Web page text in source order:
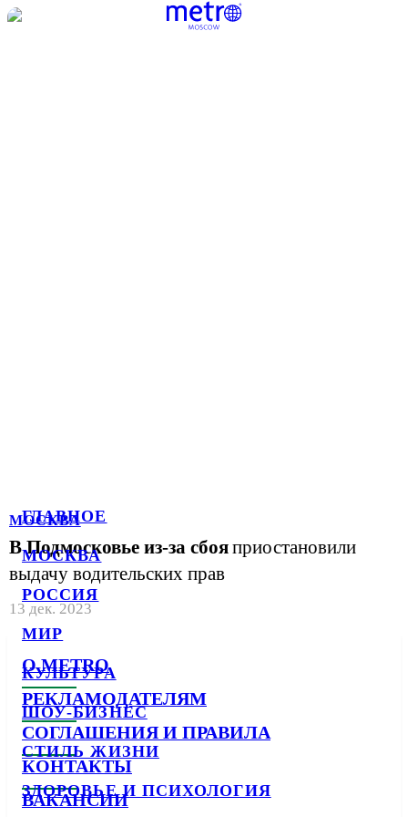
ГЛАВНОЕ
МОСКВА
РОССИЯ
МИР
КУЛЬТУРА
ШОУ-БИЗНЕС
СТИЛЬ ЖИЗНИ
ЗДОРОВЬЕ И ПСИХОЛОГИЯ
МОСКВА
В Подмосковье из-за сбояприостановили
выдачу водительских прав
13 дек. 2023
О METRO
РЕКЛАМОДАТЕЛЯМ
СОГЛАШЕНИЯ И ПРАВИЛА
КОНТАКТЫ
ВАКАНСИИ